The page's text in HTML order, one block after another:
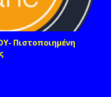
Πιστοποιημένη